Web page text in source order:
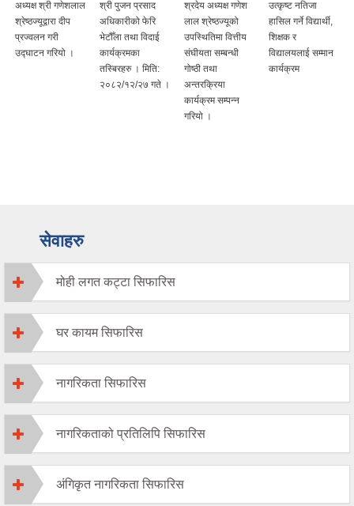
अध्यक्ष श्री गणेशलाल
श्रेष्‍ठज्यूद्वारा दीप
प्रज्वलन गरी
उद्घाटन गरियो ।
श्री पुजन प्रसाद
अधिकारीको फेरि
भेटौँला तथा विदाई
कार्यक्रमका
तस्बिरहरु । मिति:
२०८२/१२/२७ गते ।
श्रदेय अध्यक्ष गणेश
लाल श्रेष्ठज्यूको
उपस्थितिमा वित्तीय
संघीयता सम्बन्धी
गोष्ठी तथा
अन्तरक्रिया
कार्यक्रम सम्पन्न
गरियो ।
उत्कृष्ट नतिजा
हासिल गर्ने विद्यार्थी,
शिक्षक र
विद्यालयलाई सम्मान
कार्यक्रम
सेवाहरु
मोही लगत कट्टा सिफारिस
घर कायम सिफारिस
नागरिकता सिफारिस
नागरिकताको प्रतिलिपि सिफारिस
अंगिकृत नागरिकता सिफारिस